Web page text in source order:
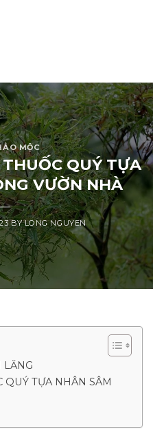
MỘC
QUÝ TỰA
VƯỜN NHÀ
BYLONG NGUYEN
LĂNG
QUÝ TỰA NHÂN SÂM